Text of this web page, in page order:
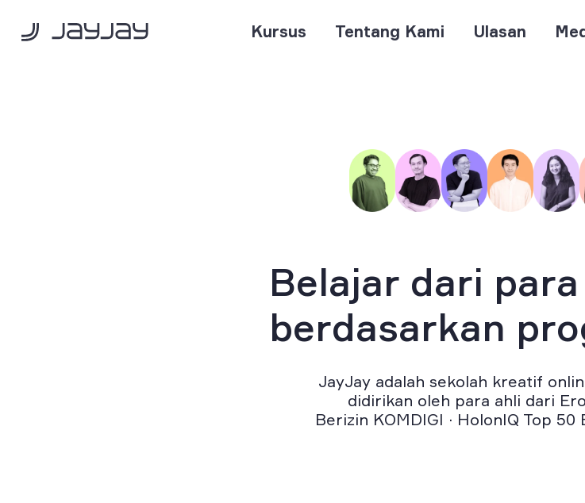
Kursus Tentang Kami Ulasan
Belajar dari
berdasarkan
JayJay adalah sekolah kreatif
didirikan oleh para ahli dari
Berizin KOMDIGI · HolonIQ Top 50